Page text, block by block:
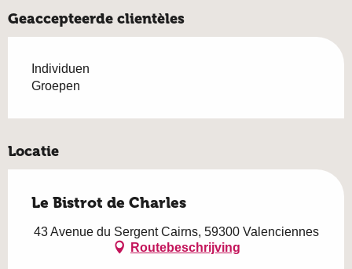
Geaccepteerde clientèles
Individuen
Groepen
Locatie
Le Bistrot de Charles
43 Avenue du Sergent Cairns, 59300 Valenciennes
Routebeschrijving